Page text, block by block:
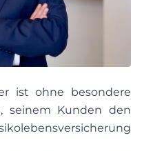
ist ohne besondere
seinem Kunden den